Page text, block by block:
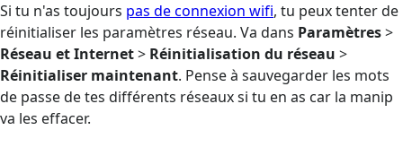
Si tu n'as toujours pas de connexion wifi, tu peux tenter de
réinitialiser les paramètres réseau. Va dans Paramètres>
Réseau et Internet> Réinitialisation du réseau >
Réinitialiser maintenant. Pense à sauvegarder les mots
de passe de tes différents réseaux si tu en as car la manip
va les effacer.